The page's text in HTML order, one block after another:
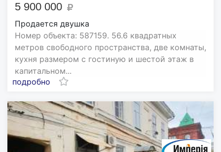
5 900 000
Продается двушка
Номер объекта: 587159. 56.6 квадратных
метров свободного пространства, две комнаты,
кухня размером с гостиную и шестой этаж в
капитальном...
подробно